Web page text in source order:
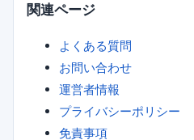
関連ページ
よくある質問
お問い合わせ
運営者情報
プライバシーポリシー
免責事項